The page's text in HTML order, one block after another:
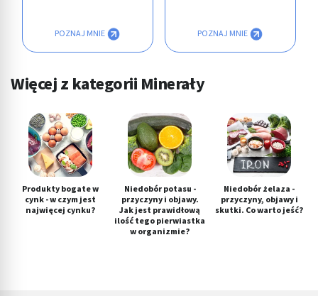
POZNAJ MNIE POZNAJ MNIE
Więcej z kategorii Minerały
Produkty bogate w
cynk - w czym jest
najwięcej cynku?
Niedobór potasu -
przyczyny i objawy.
Jak jest prawidłową
ilość tego pierwiastka
w organizmie?
Niedobór żelaza -
przyczyny, objawy i
skutki. Co warto jeść?